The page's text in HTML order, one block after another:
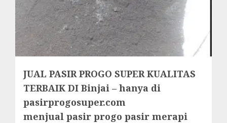
JUAL PASIR PROGO SUPER KUALITAS
TERBAIK DI Binjai – hanya di
pasirprogosuper.com
menjual pasir progo pasir merapi